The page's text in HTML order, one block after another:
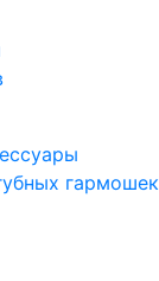
гармошек